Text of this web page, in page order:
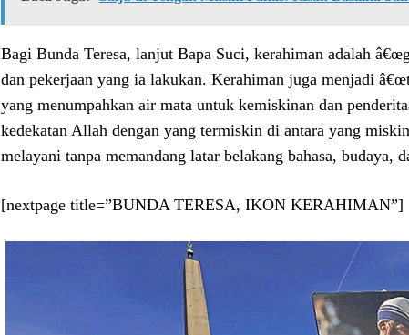
Bagi Bunda Teresa, lanjut Bapa Suci, kerahiman adalah
dan pekerjaan yang ia lakukan. Kerahiman juga menjadi
yang menumpahkan air mata untuk kemiskinan dan
kedekatan Allah dengan yang termiskin di antara yang
melayani tanpa memandang latar belakang bahasa, budaya,
[nextpage title=”BUNDA TERESA, IKON KERAHIMAN”]